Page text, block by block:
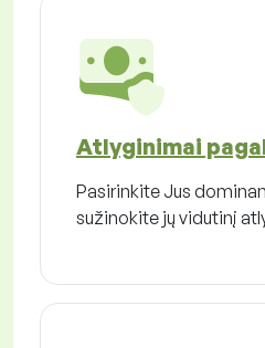
Atlyginimai
Pasirinkite Jus
sužinokite jų vidutinį